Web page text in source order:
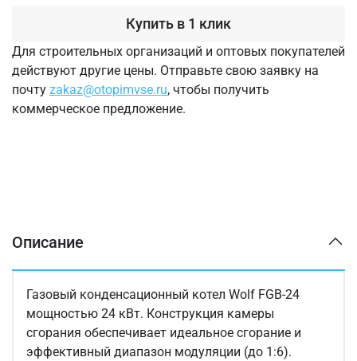
Купить в 1 клик
Для строительных организаций и оптовых покупателей
действуют другие цены. Отправьте свою заявку на
почту zakaz@otopimvse.ru, чтобы получить
коммерческое предложение.
Описание
Газовый конденсационный котел Wolf FGB-24
мощностью 24 кВт. Конструкция камеры
сгорания обеспечивает идеальное сгорание и
эффективный диапазон модуляции (до 1:6).